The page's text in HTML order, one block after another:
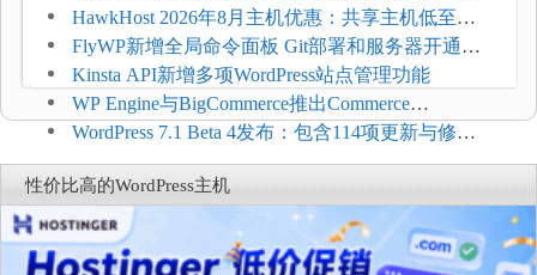
持REST API、MCP与AI代理
HawkHost 2026年8月主机优惠：共享主机低至
$2.61/月，高性能主机同步折扣
FlyWP新增全局命令面板 Git部署和服务器开通更
方便
Kinsta API新增多项WordPress站点管理功能
WP Engine与BigCommerce推出Commerce
Connect：WordPress商店可保留前台体验并扩展电
商能力
WordPress 7.1 Beta 4发布：包含114项更新与修
复，仅建议在测试环境体验
性价比高的WordPress主机